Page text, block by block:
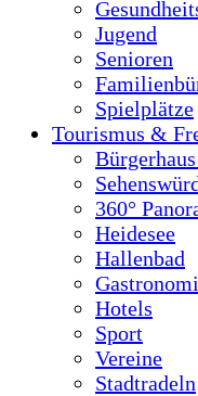
Jugend
Senioren
Spielplätze
Tourismus &
360°
Heidesee
Hallenbad
Hotels
Sport
Vereine
Stadtradeln